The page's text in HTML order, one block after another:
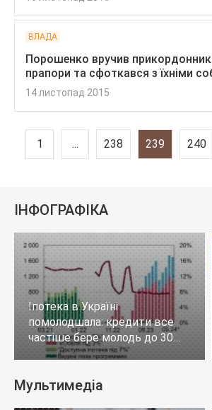
ВЛАДА
Порошенко вручив
прапори та сфоткався з їхніми
14 листопад 2015
1 ... 238 239 240
ІНФОГРАФІКА
Іпотека в Україні
помолодшала: кредити все
частіше бере молодь до 30
років
Мультимедіа